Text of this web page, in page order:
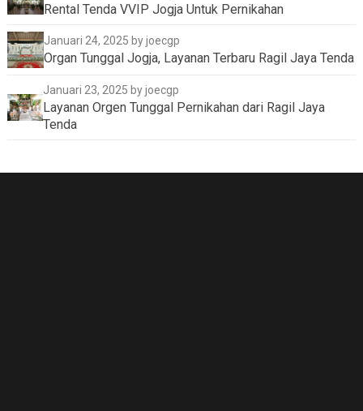
Rental Tenda VVIP Jogja Untuk Pernikahan
Januari 24, 2025 by joecgp
Organ Tunggal Jogja, Layanan Terbaru Ragil Jaya Tenda
Januari 23, 2025 by joecgp
Layanan Orgen Tunggal Pernikahan dari Ragil Jaya
Tenda